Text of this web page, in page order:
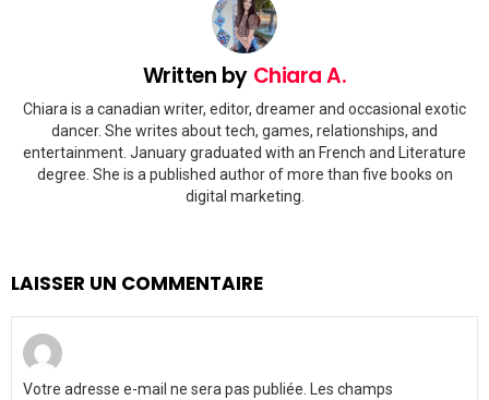
Written by Chiara A.
Chiara is a canadian writer, editor, dreamer and occasional exotic
dancer. She writes about tech, games, relationships, and
entertainment. January graduated with an French and Literature
degree. She is a published author of more than five books on
digital marketing.
LAISSER UN COMMENTAIRE
Votre adresse e-mail ne sera pas publiée.
Les champs